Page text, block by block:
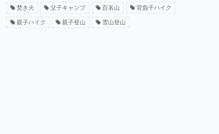
焚き火 父子キャンプ 百名山 背負子ハイク
親子ハイク 親子登山 雪山登山